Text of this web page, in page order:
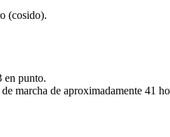
(cosido).
en punto.
marcha de aproximadamente 41